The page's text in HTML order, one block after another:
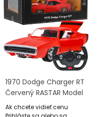
1970 Dodge Charger RT
Červený RASTAR Model
1:16 Diaľkovo Ovládané
Auto + Ovládač
Ak chcete vidieť cenu